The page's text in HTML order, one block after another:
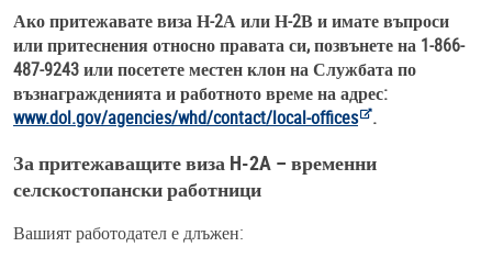
Ако притежавате виза Н-2А или Н-2В и имате въпроси
или притеснения относно правата си, позвънете на 1-866-
487-9243 или посетете местен клон на Службата по
възнагражденията и работното време на адрес:
www.dol.gov/agencies/whd/contact/local-offices .
За притежаващите виза H-2A – временни
селскостопански работници
Вашият работодател е длъжен: